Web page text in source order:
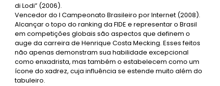
di Lodi” (2006).
Vencedor do I Campeonato Brasileiro por Internet (2008).
Alcançar o topo do ranking da FIDE e representar o Brasil
em competições globais são aspectos que definem o
auge da carreira de Henrique Costa Mecking. Esses feitos
não apenas demonstram sua habilidade excepcional
como enxadrista, mas também o estabelecem como um
ícone do xadrez, cuja influência se estende muito além do
tabuleiro.